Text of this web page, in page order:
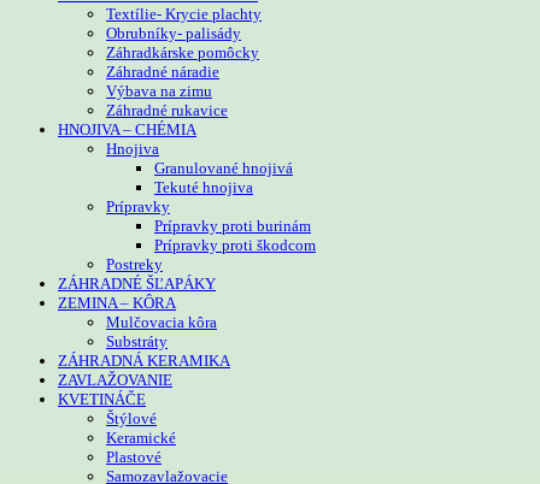
Textílie- Krycie plachty
Obrubníky- palisády
Záhradkárske pomôcky
Záhradné náradie
Výbava na zimu
Záhradné rukavice
HNOJIVA – CHÉMIA
Hnojiva
Granulované hnojivá
Tekuté hnojiva
Prípravky
Prípravky proti burinám
Prípravky proti škodcom
Postreky
ZÁHRADNÉ ŠĽAPÁKY
ZEMINA – KÔRA
Mulčovacia kôra
Substráty
ZÁHRADNÁ KERAMIKA
ZAVLAŽOVANIE
KVETINÁČE
Štýlové
Keramické
Plastové
Samozavlažovacie